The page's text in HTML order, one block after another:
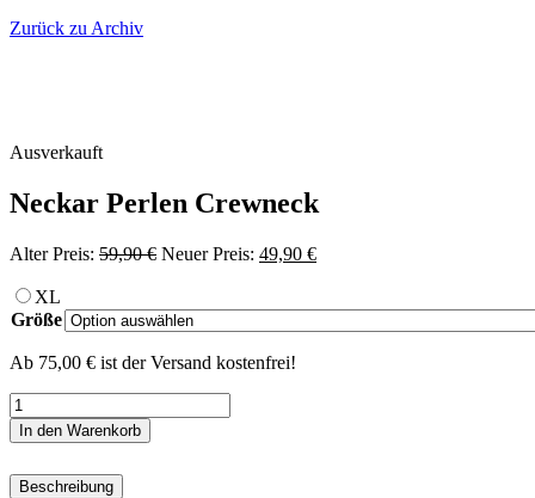
Zurück zu Archiv
Ausverkauft
Neckar Perlen Crewneck
Alter Preis: 59,90€ Ursprünglicher
59,90 €
Neuer Preis: 49,90 €Aktueller
49,90 €.
XL
Größe
Ab 75,00 € ist der Versand kostenfrei!
Neckar
Perlen
Crewneck
In den Warenkorb
Beschreibung